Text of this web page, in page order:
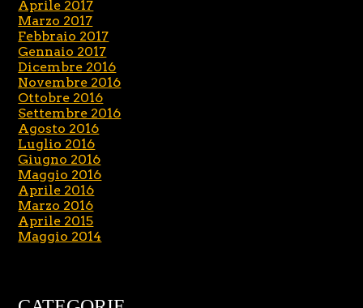
Aprile 2017
Marzo 2017
Febbraio 2017
Gennaio 2017
Dicembre 2016
Novembre 2016
Ottobre 2016
Settembre 2016
Agosto 2016
Luglio 2016
Giugno 2016
Maggio 2016
Aprile 2016
Marzo 2016
Aprile 2015
Maggio 2014